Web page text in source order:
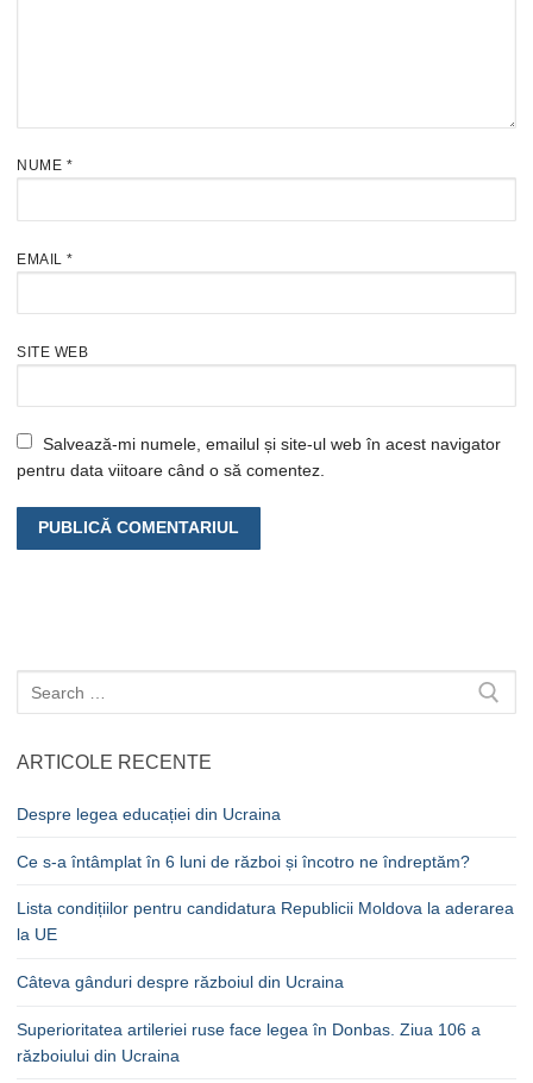
NUME *
EMAIL *
SITE WEB
Salvează-mi numele, emailul și site-ul web în acest navigator
pentru data viitoare când o să comentez.
Caută
după:
ARTICOLE RECENTE
Despre legea educației din Ucraina
Ce s-a întâmplat în 6 luni de război și încotro ne îndreptăm?
Lista condițiilor pentru candidatura Republicii Moldova la aderarea
la UE
Câteva gânduri despre războiul din Ucraina
Superioritatea artileriei ruse face legea în Donbas. Ziua 106 a
războiului din Ucraina